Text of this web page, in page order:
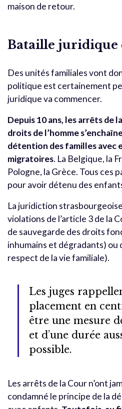
maison de retour.
Bataille juridique
Des unités familiales vont
politique est certainement
juridique va commencer.
Depuis 10 ans, les arrêts de
droits de l’homme
détention des familles avec
migratoires. La Belgique, la
Pologne, la Grèce. Tous ces
pour avoir détenu des
La juridiction
violations de l’article 3 de la
de sauvegarde des droits
inhumains et dégradants) ou
respect de la vie familiale).
Les juges
placement en
être une mesure
et d’une durée
possible.
Les arrêts de la Cour n’ont
condamné le principe de la